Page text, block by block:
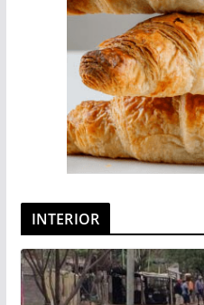
INTERIOR